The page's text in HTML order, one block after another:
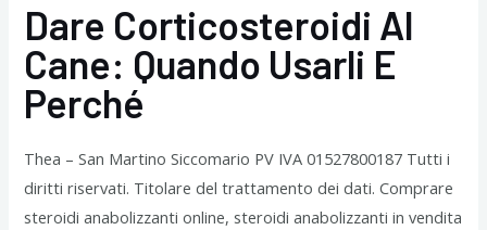
Dare Corticosteroidi Al
Cane: Quando Usarli E
Perché
Thea – San Martino Siccomario PV IVA 01527800187 Tutti i
diritti riservati. Titolare del trattamento dei dati. Comprare
steroidi anabolizzanti online, steroidi anabolizzanti in vendita